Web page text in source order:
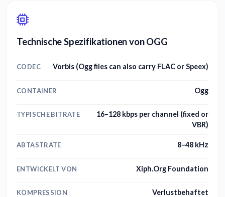
Technische Spezifikationen von OGG
CODEC Vorbis (Ogg files can also carry FLAC or Speex)
CONTAINER Ogg
TYPISCHE BITRATE
16–128 kbps per channel (fixed or
VBR)
ABTASTRATE 8–48 kHz
ENTWICKELT VON Xiph.Org Foundation
KOMPRESSION Verlustbehaftet